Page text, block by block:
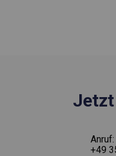
Anruf:
+49